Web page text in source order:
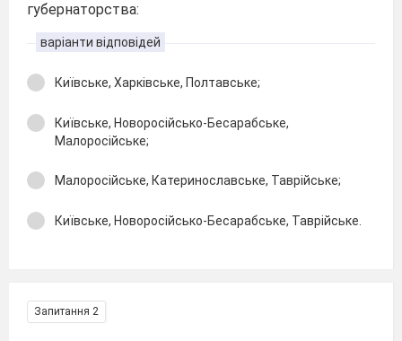
губернаторства:
варіанти відповідей
Київське, Харківське, Полтавське;
Київське, Новоросійсько-Бесарабське,
Малоросійське;
Малоросійське, Катеринославське, Таврійське;
Київське, Новоросійсько-Бесарабське, Таврійське.
Запитання 2